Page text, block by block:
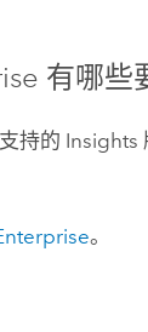
有哪些
持的 Insights
。